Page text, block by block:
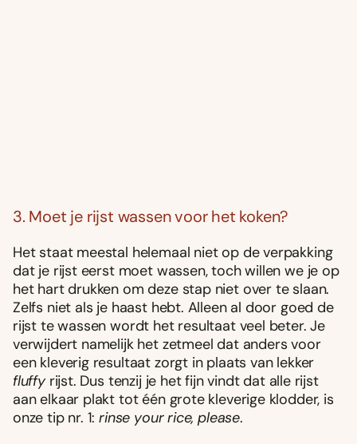
3. Moet je rijst wassen voor het koken?
Het staat meestal helemaal niet op de verpakking
dat je rijst eerst moet wassen, toch willen we je op
het hart drukken om deze stap niet over te slaan.
Zelfs niet als je haast hebt. Alleen al door goed de
rijst te wassen wordt het resultaat veel beter. Je
verwijdert namelijk het zetmeel dat anders voor
een kleverig resultaat zorgt in plaats van lekker
fluffyrijst. Dus tenzij je het fijn vindt dat alle rijst
aan elkaar plakt tot één grote kleverige klodder, is
onze tip nr. 1: rinse your rice, please.